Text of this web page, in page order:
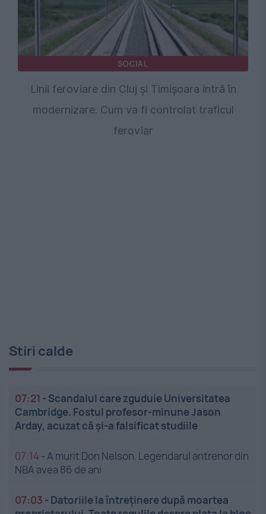
SOCIAL
Linii feroviare din Cluj și Timișoara intră în
modernizare. Cum va fi controlat traficul
feroviar
Stiri calde
07:21 - Scandalul care zguduie Universitatea
Cambridge. Fostul profesor-minune Jason
Arday, acuzat că și-a falsificat studiile
07:14 -A murit Don Nelson. Legendarul antrenor din
NBA avea 86 de ani
07:03 - Datoriile la întreținere după moartea